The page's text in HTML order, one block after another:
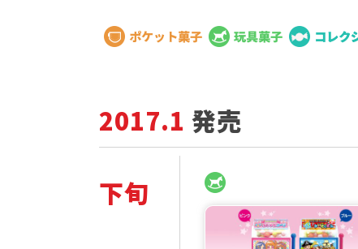
2017.1 発売
下旬